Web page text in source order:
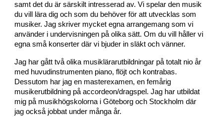
samt det du är särskilt intresserad av. Vi spelar den musik
du vill lära dig och som du behöver för att utvecklas som
musiker. Jag skriver mycket egna arrangemang som vi
använder i undervisningen på olika sätt. Om du vill håller vi
egna små konserter där vi bjuder in släkt och vänner.
Jag har gått två olika musiklärarutbildningar på totalt nio år
med huvudinstrumenten piano, flöjt och kontrabas.
Dessutom har jag en masterexamen, en femårig
musikerutbildning på accordeon/dragspel. Jag har utbildat
mig på musikhögskolorna i Göteborg och Stockholm där
jag också jobbat under många år.